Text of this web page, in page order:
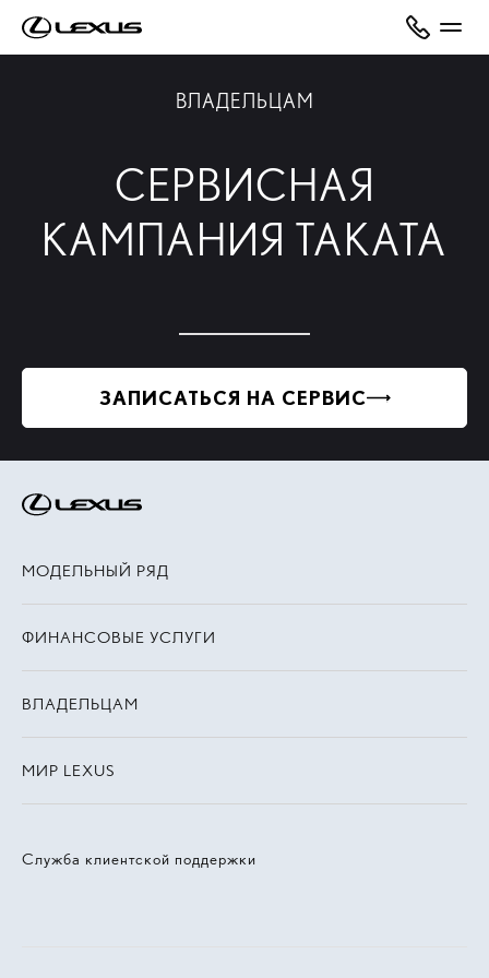
ВЛАДЕЛЬЦАМ
СЕРВИСНАЯ
КАМПАНИЯ TAKATA
ЗАПИСАТЬСЯ НА СЕРВИС
Служба клиентской поддержки
МОДЕЛЬНЫЙ РЯД
ФИНАНСОВЫЕ УСЛУГИ
ВЛАДЕЛЬЦАМ
МИР LEXUS